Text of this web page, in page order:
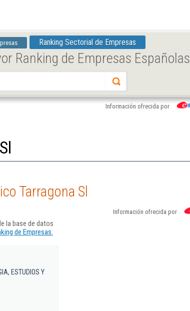
Ranking Sectorial de Empresas
Ranking de Empresas Españolas
Información ofrecida por
Tarragona Sl
Información ofrecida por
la base de datos
de Empresas.
ESTUDIOS Y